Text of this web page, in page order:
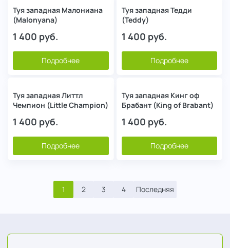
Туя западная Малониана
(Malonyana)
1 400 руб.
Подробнее
Туя западная Тедди
(Teddy)
1 400 руб.
Подробнее
Туя западная Литтл
Чемпион (Little Champion)
1 400 руб.
Подробнее
Туя западная Кинг оф
Брабант (King of Brabant)
1 400 руб.
Подробнее
1 2 3 4 Последняя